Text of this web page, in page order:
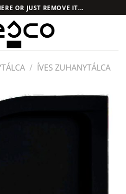
OR JUST REMOVE IT...
/ ÍVES ZUHANYTÁLCA